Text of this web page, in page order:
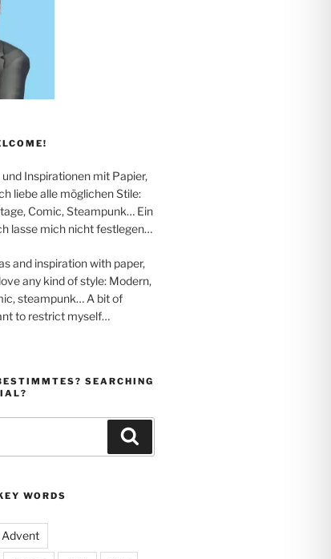
Inspirationen mit Papier,
liebe alle möglichen Stile:
Comic, Steampunk… Ein
lasse mich nicht festlegen…
and inspiration with paper,
any kind of style: Modern,
steampunk… A bit of
to restrict myself…
SEARCHING
WORDS
Advent